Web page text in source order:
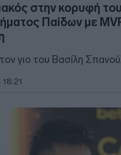
στην κορυφή
Παίδων με
γιο του Βασίλη